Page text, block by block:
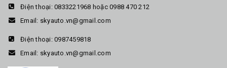
Điện thoại: 0833221968 hoặc 0988 470 212
Email: skyauto.vn@gmail.com
Điện thoại: 0987459818
Email: skyauto.vn@gmail.com